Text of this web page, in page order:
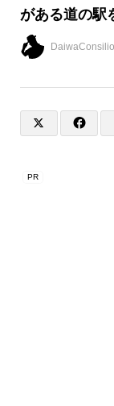
がある道の駅
DaiwaConsilio